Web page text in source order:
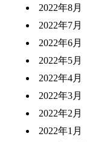
2022年8月
2022年7月
2022年6月
2022年5月
2022年4月
2022年3月
2022年2月
2022年1月